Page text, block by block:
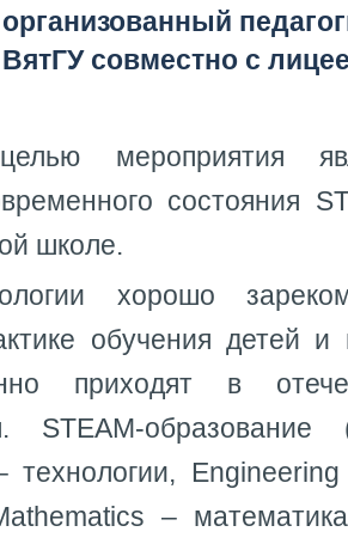
ВятГУ совместно с
мероприятия
состояния
школе.
хорошо
обучения детей и
приходят в
STEAM-
технологии,
–